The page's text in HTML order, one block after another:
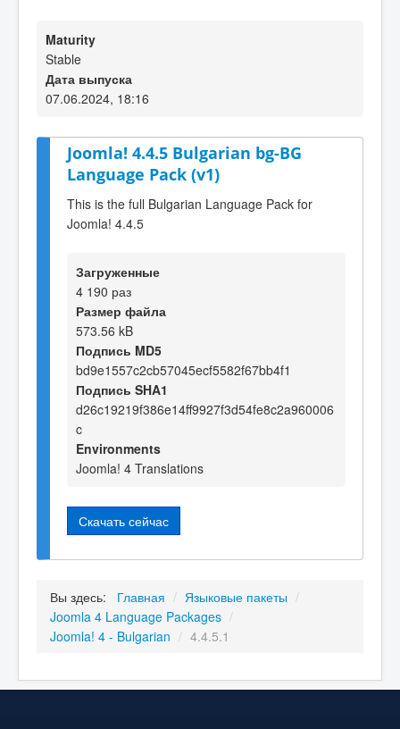
Maturity
Stable
Дата выпуска
07.06.2024, 18:16
Joomla! 4.4.5 Bulgarian bg-BG
Language Pack (v1)
This is the full Bulgarian Language Pack for
Joomla! 4.4.5
Загруженные
4 190 раз
Размер файла
573.56 kB
Подпись MD5
bd9e1557c2cb57045ecf5582f67bb4f1
Подпись SHA1
d26c19219f386e14ff9927f3d54fe8c2a960006
c
Environments
Joomla! 4 Translations
Скачать сейчас
Вы здесь: Главная / Языковые пакеты /
Joomla 4 Language Packages /
Joomla! 4 - Bulgarian / 4.4.5.1